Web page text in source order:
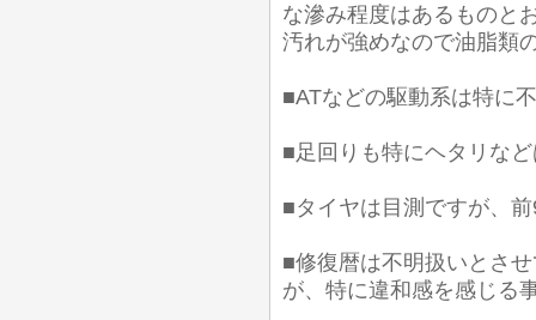
な滲み程度はあるものと
汚れが強めなので油脂類
■ATなどの駆動系は特に
■足回りも特にヘタリな
■タイヤは目測ですが、
■修復暦は不明扱いとさ
が、特に違和感を感じる